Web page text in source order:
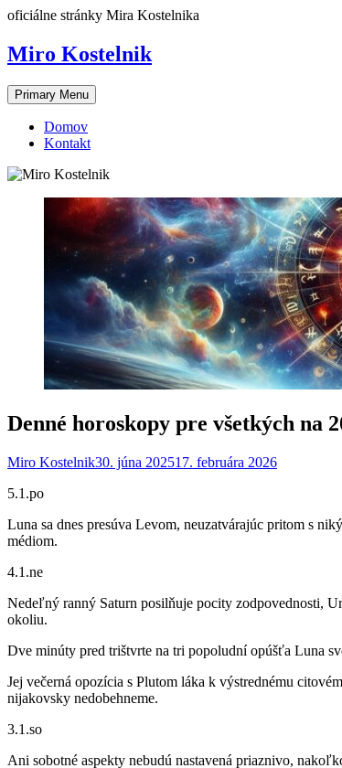
Skip
content
oficiálne stránky Mira Kostelnika
Miro Kostelnik
Primary Menu
Domov
Kontakt
Denné horoskopy pre všetkých na
Miro Kostelnik30. júna 202517. februára 2026
5.1.po
Luna sa dnes presúva Levom, neuzatvárajúc pritom s
médiom.
4.1.ne
Nedeľný ranný Saturn posilňuje pocity zodpovednosti,
okoliu.
Dve minúty pred trištvrte na tri popoludní opúšťa Luna
Jej večerná opozícia s Plutom láka k výstrednému
nijakovsky nedobehneme.
3.1.so
Ani sobotné aspekty nebudú nastavená priaznivo,